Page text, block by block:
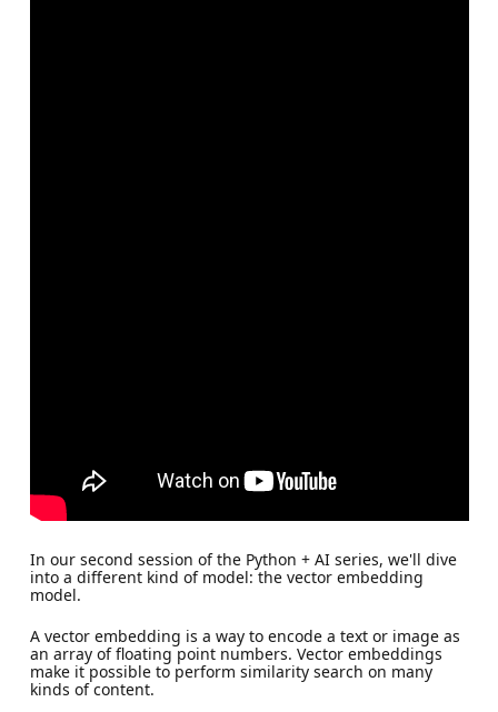
In our second session of the Python + AI series, we'll dive
into a different kind of model: the vector embedding
model.
A vector embedding is a way to encode a text or image as
an array of floating point numbers. Vector embeddings
make it possible to perform similarity search on many
kinds of content.